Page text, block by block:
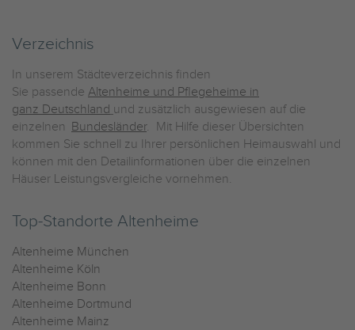
Verzeichnis
In unserem Städteverzeichnis finden
Sie passende Altenheime und Pflegeheime in
ganz Deutschland und zusätzlich ausgewiesen auf die
einzelnen Bundesländer. Mit Hilfe dieser Übersichten
kommen Sie schnell zu Ihrer persönlichen Heimauswahl und
können mit den Detailinformationen über die einzelnen
Häuser Leistungsvergleiche vornehmen.
Top-Standorte Altenheime
Altenheime München
Altenheime Köln
Altenheime Bonn
Altenheime Dortmund
Altenheime Mainz